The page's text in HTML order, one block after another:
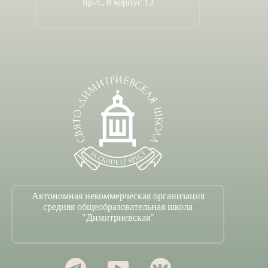
Автономная некоммерческая организация
средняя общеобразовательная школа
"Димитриевская"